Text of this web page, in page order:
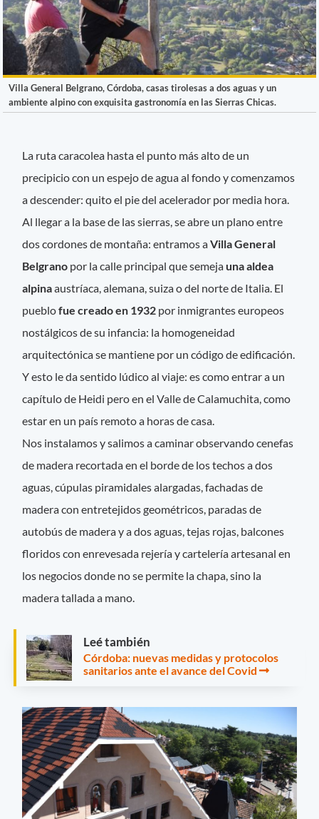
Villa General Belgrano, Córdoba, casas tirolesas a dos aguas y un
ambiente alpino con exquisita gastronomía en las Sierras Chicas.
La ruta caracolea hasta el punto más alto de un
precipicio con un espejo de agua al fondo y comenzamos
a descender: quito el pie del acelerador por media hora.
Al llegar a la base de las sierras, se abre un plano entre
dos cordones de montaña: entramos aVilla General
Belgrano por la calle principal que semeja una aldea
alpinaaustríaca, alemana, suiza o del norte de Italia. El
pueblofue creado en 1932 por inmigrantes europeos
nostálgicos de su infancia: la homogeneidad
arquitectónica se mantiene por un código de edificación.
Y esto le da sentido lúdico al viaje: es como entrar a un
capítulo de Heidi pero en el Valle de Calamuchita, como
estar en un país remoto a horas de casa.
Nos instalamos y salimos a caminar observando cenefas
de madera recortada en el borde de los techos a dos
aguas, cúpulas piramidales alargadas, fachadas de
madera con entretejidos geométricos, paradas de
autobús de madera y a dos aguas, tejas rojas, balcones
floridos con enrevesada rejería y cartelería artesanal en
los negocios donde no se permite la chapa, sino la
madera tallada a mano.
Leé también
Córdoba: nuevas medidas y protocolos
sanitarios ante el avance del Covid